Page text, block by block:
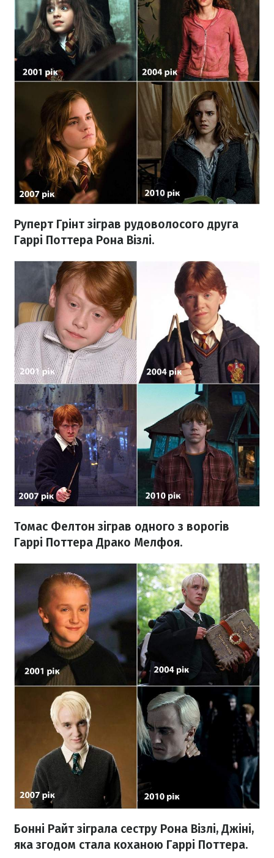
Руперт Грінт зіграв рудоволосого друга
Гаррі Поттера Рона Візлі.
Томас Фелтон зіграв одного з ворогів
Гаррі Поттера Драко Мелфоя.
Бонні Райт зіграла сестру Рона Візлі, Джіні,
яка згодом стала коханою Гаррі Поттера.